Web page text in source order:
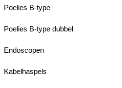
Poelies B-type
Poelies B-type dubbel
Endoscopen
Kabelhaspels